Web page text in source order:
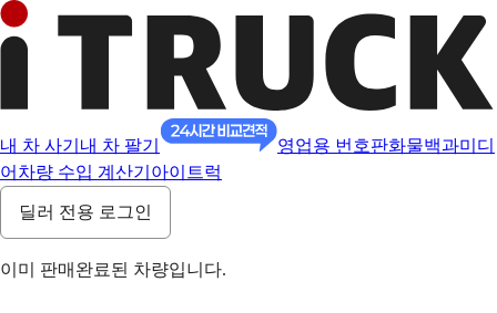
내 차 사기 내 차 팔기 영업용 번호판화물백과미디
어 차량 수입 계산기 아이트럭
딜러 전용 로그인
이미 판매완료된 차량입니다.